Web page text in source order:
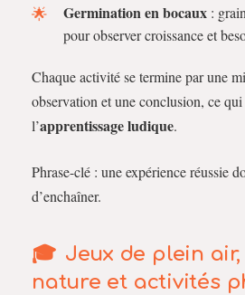
Germination en bocaux :
pour observer croissance et
Chaque activité se termine par une
observation et une conclusion, ce
l’apprentissage ludique.
Phrase-clé : une expérience réussie
d’enchaîner.
Jeux de plein
nature et activités